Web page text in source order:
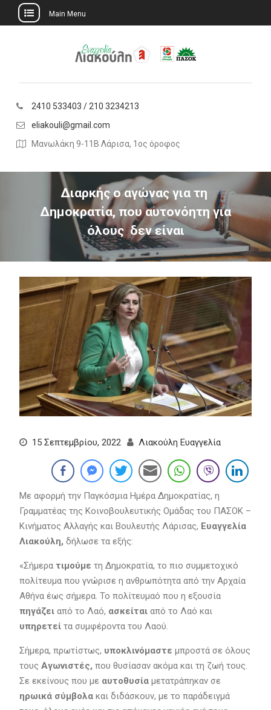
Main Menu
2410 533403 / 210 3234213
eliakouli@gmail.com
Μανωλάκη 9-11Β Λάρισα, 1ος όροφος
Διαρκής ο αγώνας για τη
Δημοκρατία, που αυτονόητη για
όλους δεν είναι
15 Σεπτεμβρίου, 2022 Λιακούλη Ευαγγελία
Με αφορμή την Παγκόσμια Ημέρα Δημοκρατίας, η
Γραμματέας της Κοινοβουλευτικής Ομάδας του ΠΑΣΟΚ –
Κινήματος Αλλαγής και Βουλευτής Λάρισας, Ευαγγελία
Λιακούλη, δήλωσε τα εξής:
«Σήμερα τιμούμε τη Δημοκρατία, το πιο συμμετοχικό
πολίτευμα που γνώρισε η ανθρωπότητα από την Αρχαία
Αθήνα έως σήμερα. Το πολίτευμαό που η εξουσία
πηγάζει από το Λαό, ασκείται από το Λαό και
υπηρετεί τα συμφέροντα του Λαού.
Σήμερα, πρωτίστως, υποκλινόμαστε μπροστά σε όλους
τους Αγωνιστές, που θυσίασαν ακόμα και τη ζωή τους.
Σε εκείνους που με αυτοθυσίαμετατράπηκαν σε
ηρωικά σύμβολα και διδάσκουν, με το παράδειγμά